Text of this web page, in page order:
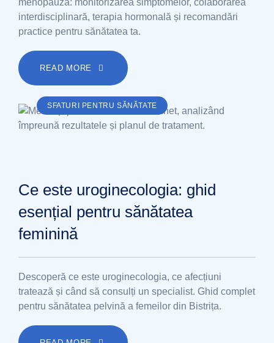
interdisciplinară, terapia hormonală și recomandări
practice pentru sănătatea ta.
READ MORE
SFATURI PENTRU SĂNĂTATE
Ce este uroginecologia: ghid
esențial pentru sănătatea
feminină
Descoperă ce este uroginecologia, ce afecțiuni
tratează și când să consulți un specialist. Ghid complet
pentru sănătatea pelvină a femeilor din Bistrița.